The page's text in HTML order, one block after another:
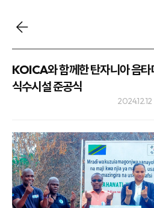
KOICA와 함께한 탄자니아 음
식수시설 준공식
2024.12.12